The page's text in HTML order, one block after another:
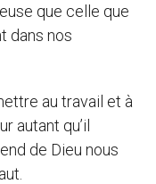
que celle que
dans nos
au travail et à
autant qu’il
de Dieu nous